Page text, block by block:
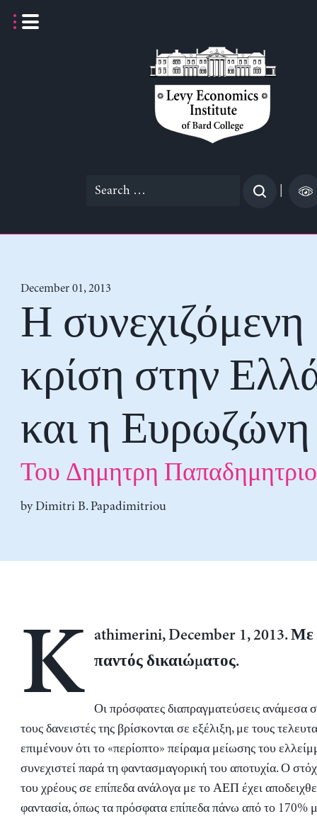
Search
December 01, 2013
Η συνεχιζόμενη
κρίση στην
και η Ευρωζώνη
Του Δημητρη
byDimitri B. Papadimitriou
K
athimerini, December 1, 2013. Με
παντός δικαιώματος.
Οι πρόσφατες διαπραγματεύσεις ανάμεσα
τους δανειστές της βρίσκονται σε εξέλιξη, με τους
επιμένουν ότι το «περίοπτο» πείραμα μείωσης του
συνεχιστεί παρά τη φαντασμαγορική του αποτυχία. Ο
του χρέους σε επίπεδα ανάλογα με το ΑΕΠ έχει
φαντασία, όπως τα πρόσφατα επίπεδα πάνω από το